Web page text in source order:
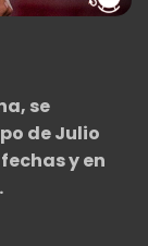
se
de Julio
y en